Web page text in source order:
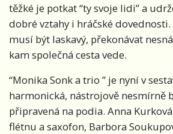
těžké je potkat “ty svoje lidi” a
dobré vztahy i hráčské
musí být laskavý, překonávat
kam společná cesta vede.
“Monika Sonk a trio ” je nyní v
harmonická, nástrojově nesmírně
připravená na podia. Anna
flétnu a saxofon, Barbora